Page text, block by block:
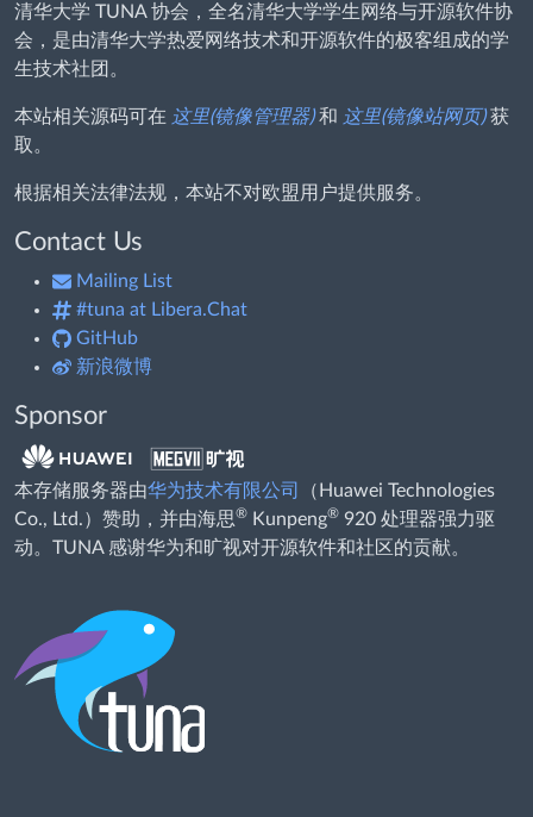
清华大学 TUNA 协会，全名清华大学学生网络与开源软件协
会，是由清华大学热爱网络技术和开源软件的极客组成的学
生技术社团。
本站相关源码可在 这里(镜像管理器)和 这里(镜像站网页)获
取。
根据相关法律法规，本站不对欧盟用户提供服务。
Contact Us
Mailing List
#tuna at Libera.Chat
GitHub
新浪微博
Sponsor
本存储服务器由华为技术有限公司
（Huawei Technologies
Co., Ltd.）赞助，并由海思® Kunpeng® 920 处理器强力驱
动。TUNA 感谢华为和旷视对开源软件和社区的贡献。